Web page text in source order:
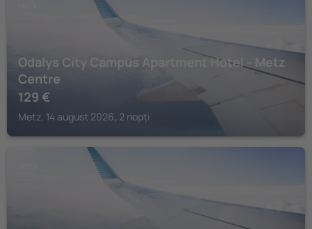
Odalys City Campus Apartment Hotel - Metz
Centre
129 €
Metz, 14 august 2026, 2 nopți